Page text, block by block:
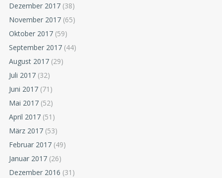
Dezember 2017 (38)
November 2017 (65)
Oktober 2017 (59)
September 2017 (44)
August 2017 (29)
Juli 2017 (32)
Juni 2017 (71)
Mai 2017 (52)
April 2017 (51)
März 2017 (53)
Februar 2017 (49)
Januar 2017 (26)
Dezember 2016 (31)